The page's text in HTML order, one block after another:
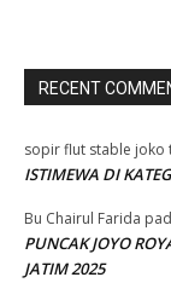
RECENT
sopir flut stable joko
ISTIMEWA DI
Bu Chairul Farida
PUNCAK JOYO
JATIM 2025